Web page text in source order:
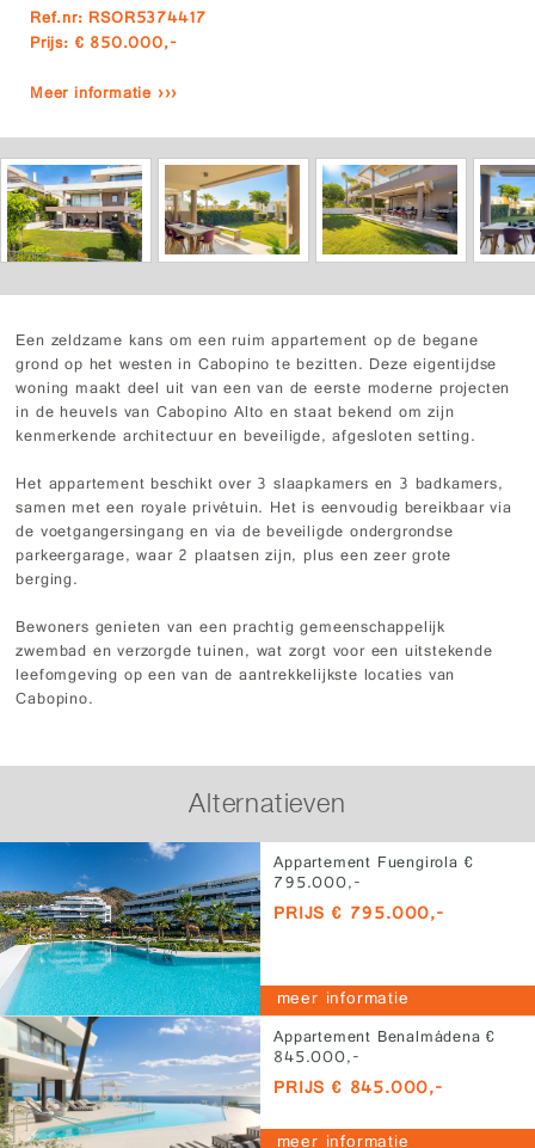
Ref.nr: RSOR5374417
Prijs: € 850.000,-
Meer informatie ›››
Een zeldzame kans om een ruim appartement op de begane
grond op het westen in Cabopino te bezitten. Deze eigentijdse
woning maakt deel uit van een van de eerste moderne projecten
in de heuvels van Cabopino Alto en staat bekend om zijn
kenmerkende architectuur en beveiligde, afgesloten setting.
Het appartement beschikt over 3 slaapkamers en 3 badkamers,
samen met een royale privétuin. Het is eenvoudig bereikbaar via
de voetgangersingang en via de beveiligde ondergrondse
parkeergarage, waar 2 plaatsen zijn, plus een zeer grote
berging.
Bewoners genieten van een prachtig gemeenschappelijk
zwembad en verzorgde tuinen, wat zorgt voor een uitstekende
leefomgeving op een van de aantrekkelijkste locaties van
Cabopino.
Alternatieven
Appartement Fuengirola €
795.000,-
PRIJS € 795.000,-
meer informatie
Appartement Benalmádena €
845.000,-
PRIJS € 845.000,-